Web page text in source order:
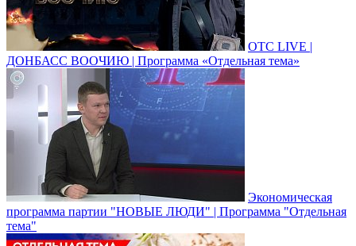
ОТС LIVE |
ДОНБАСС ВООЧИЮ | Программа «Отдельная тема»
Экономическая
программа партии "НОВЫЕ ЛЮДИ" | Программа "Отдельная
тема"